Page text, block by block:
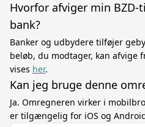
Hvorfor afviger min BZD-
bank?
Banker og udbydere tilføjer
beløb, du modtager, kan afvige
vises her.
Kan jeg bruge denne
Ja. Omregneren virker i
er tilgængelig for iOS og